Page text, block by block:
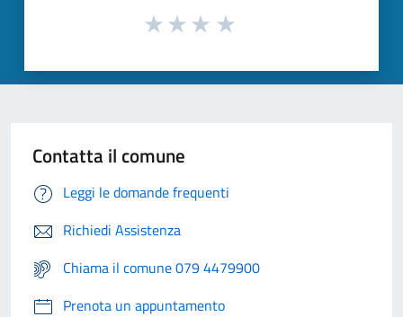
Contatta il comune
Leggi le domande frequenti
Richiedi Assistenza
Chiama il comune 079 4479900
Prenota un appuntamento